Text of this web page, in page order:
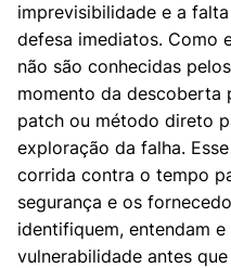
imprevisibilidade e a
defesa imediatos. Como
não são conhecidas
momento da descoberta
patch ou método direto
exploração da falha.
corrida contra o tempo
segurança e os
identifiquem, entendam
vulnerabilidade antes